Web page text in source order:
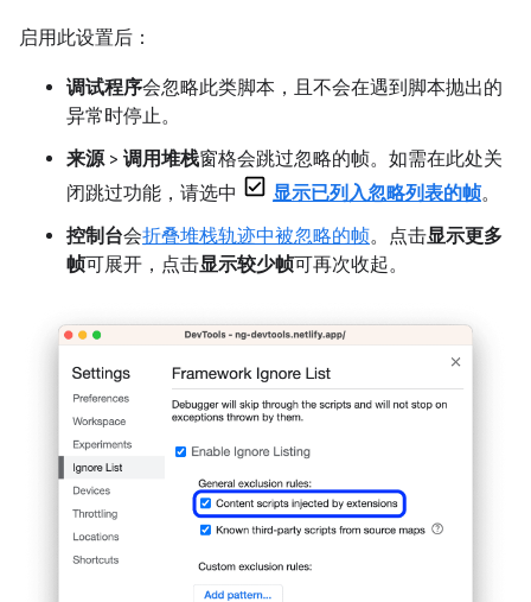
启用此设置后：
调试程序会忽略此类脚本，且不会在遇到脚本抛出的
异常时停止。
来源> 调用堆栈窗格会跳过忽略的帧。如需在此处关
闭跳过功能，请选中
显示已列入忽略列表的帧。
控制台会折叠堆栈轨迹中被忽略的帧。点击显示更多
帧可展开，点击显示较少帧可再次收起。